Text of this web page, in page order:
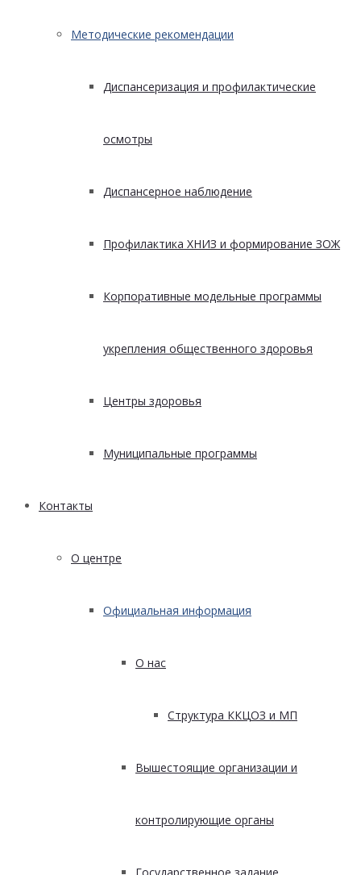
Методические рекомендации
Диспансеризация и профилактические
осмотры
Диспансерное наблюдение
Профилактика ХНИЗ и формирование ЗОЖ
Корпоративные модельные программы
укрепления общественного здоровья
Центры здоровья
Муниципальные программы
Контакты
О центре
Официальная информация
О нас
Структура ККЦОЗ и МП
Вышестоящие организации и
контролирующие органы